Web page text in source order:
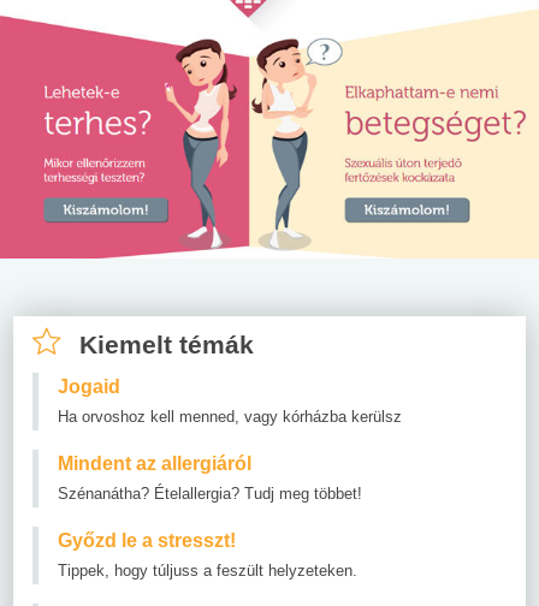
Kiemelt témák
Jogaid
Ha orvoshoz kell menned, vagy kórházba kerülsz
Mindent az allergiáról
Szénanátha? Ételallergia? Tudj meg többet!
Győzd le a stresszt!
Tippek, hogy túljuss a feszült helyzeteken.